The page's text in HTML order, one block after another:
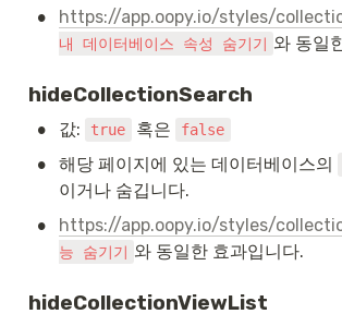
• https://app.oopy.io/styles/
내 데이터베이스 속성 숨기기 와 동일
hideCollectionSearch
• 값: true 혹은 false
• 해당 페이지에 있는 데이터베이스의
이거나 숨깁니다.
• https://app.oopy.io/styles/
능 숨기기 와 동일한 효과입니다.
hideCollectionViewList